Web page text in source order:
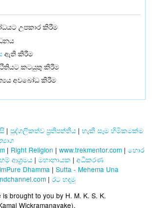
උපකාර කිරීම
ඇති කිරීම
කටයුතු කිරීම
අවබෝධ කිරීම
| පුද්ගලිකත්ව ප්‍රතිපත්තිය | හැකි සෑම හිමිකමක්ම
| Right Religion | www.trekmentor.com | හොර
ආශ්‍රමය | මහානායක | අධිකරණ
imPure Dhamma | Sutta - Mehema Una
| රට හදමු
is brought to you by H. M. K. S. K.
Wickramanayake).